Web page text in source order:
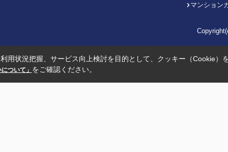
マンション
用状況把握、サービス向上検討を目的として、クッキー（Cookie）
ついて」 をご確認ください。